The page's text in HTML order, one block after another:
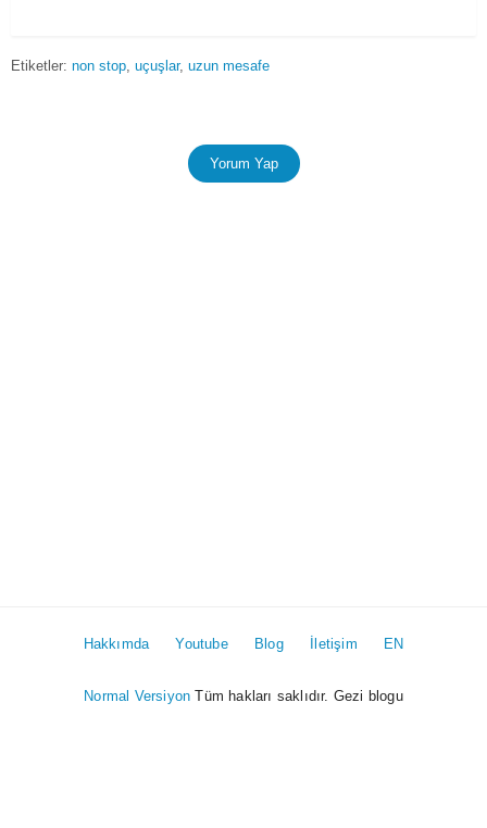
Etiketler: non stop uçuşlar uzun mesafe
Yorum Yap
Hakkımda Youtube Blog İletişim EN
Normal Versiyon Tüm hakları saklıdır. Gezi blogu